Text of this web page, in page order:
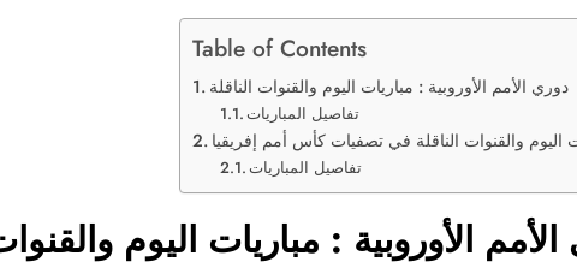
Table of Contents
دوري الأمم الأوروبية : مباريات اليوم والقنوات الناقلة
تفاصيل المباريات
اليوم والقنوات الناقلة في تصفيات كأس أمم إفريقيا
تفاصيل المباريات
الأوروبية : مباريات اليوم